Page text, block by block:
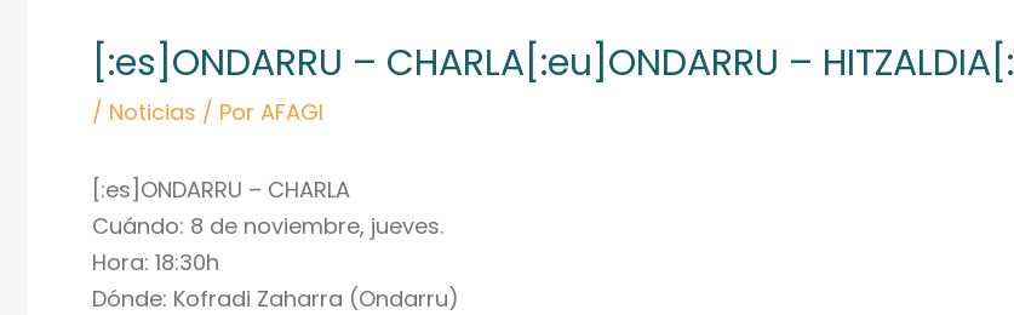
[:es]ONDARRU – CHARLA[:eu]ONDARRU – HITZALDIA[:]
/ Noticias / Por AFAGI
[:es]ONDARRU – CHARLA
Cuándo: 8 de noviembre, jueves.
Hora: 18:30h
Dónde: Kofradi Zaharra (Ondarru)
entradas